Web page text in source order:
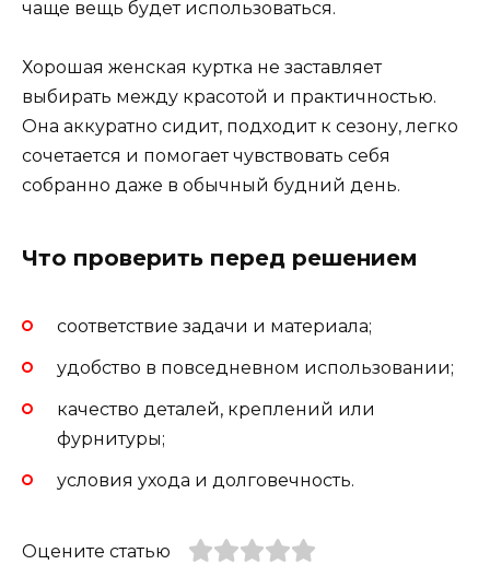
чаще вещь будет использоваться.
Хорошая женская куртка не заставляет
выбирать между красотой и практичностью.
Она аккуратно сидит, подходит к сезону, легко
сочетается и помогает чувствовать себя
собранно даже в обычный будний день.
Что проверить перед решением
соответствие задачи и материала;
удобство в повседневном использовании;
качество деталей, креплений или
фурнитуры;
условия ухода и долговечность.
Оцените статью